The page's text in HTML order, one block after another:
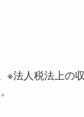
※法人税法上の